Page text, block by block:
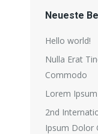
Neueste
Hello world!
Nulla Erat
Commodo
Lorem
2nd
Ipsum Dolor